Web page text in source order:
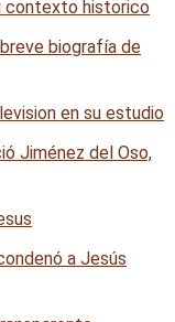
biografía de
Jiménez del Oso,
a Jesús